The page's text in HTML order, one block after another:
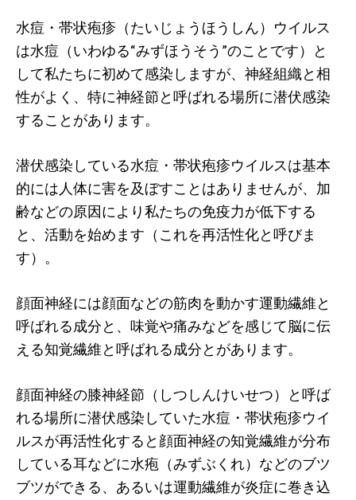
水痘・帯状疱疹（たいじょうほうしん）ウイルス
は水痘（いわゆる“みずほうそう”のことです）と
して私たちに初めて感染しますが、神経組織と相
性がよく、特に神経節と呼ばれる場所に潜伏感染
することがあります。
潜伏感染している水痘・帯状疱疹ウイルスは基本
的には人体に害を及ぼすことはありませんが、加
齢などの原因により私たちの免疫力が低下する
と、活動を始めます（これを再活性化と呼びま
す）。
顔面神経には顔面などの筋肉を動かす運動繊維と
呼ばれる成分と、味覚や痛みなどを感じて脳に伝
える知覚繊維と呼ばれる成分とがあります。
顔面神経の膝神経節（しつしんけいせつ）と呼ば
れる場所に潜伏感染していた水痘・帯状疱疹ウイ
ルスが再活性化すると顔面神経の知覚繊維が分布
している耳などに水疱（みずぶくれ）などのブツ
ブツができる、あるいは運動繊維が炎症に巻き込